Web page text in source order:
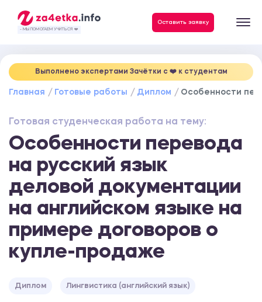
- МЫ ПОМОГАЕМ УЧИТЬСЯ ❤️
Оставить заявку
Выполнено экспертами Зачётки c ❤️ к студентам
Главная Готовые работы Диплом Особенности
Готовая студенческая работа на тему:
Особенности перевода
на русский язык
деловой документации
на английском языке на
примере договоров о
купле-продаже
Диплом Лингвистика (английский язык)